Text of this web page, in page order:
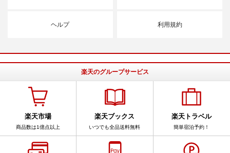
ヘルプ 利用規約
楽天のグループサービス
楽天市場
商品数は1億点以上
楽天ブックス
いつでも全品送料無料
楽天トラベル
簡単宿泊予約！